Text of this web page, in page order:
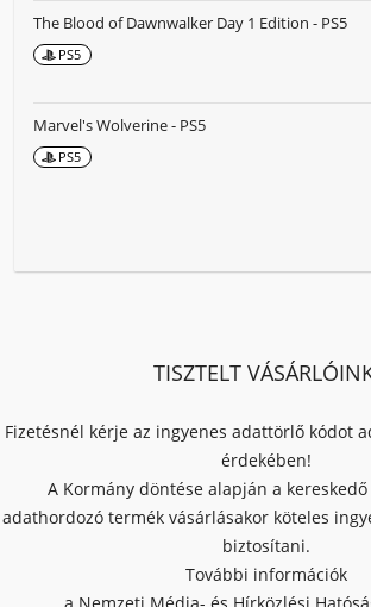
The Blood of Dawnwalker Day 1 Edition - PS5
PS5
Marvel's Wolverine - PS5
PS5
TISZTELT
Fizetésnél kérje az ingyenes adattörlő kódot
érdekében!
A Kormány döntése alapján a
adathordozó termék vásárlásakor köteles
biztosítani.
További információk